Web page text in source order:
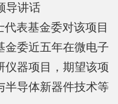
导讲话
表基金委对该项目
金委近五年在微电子
仪器项目，期望该项
半导体新器件技术等